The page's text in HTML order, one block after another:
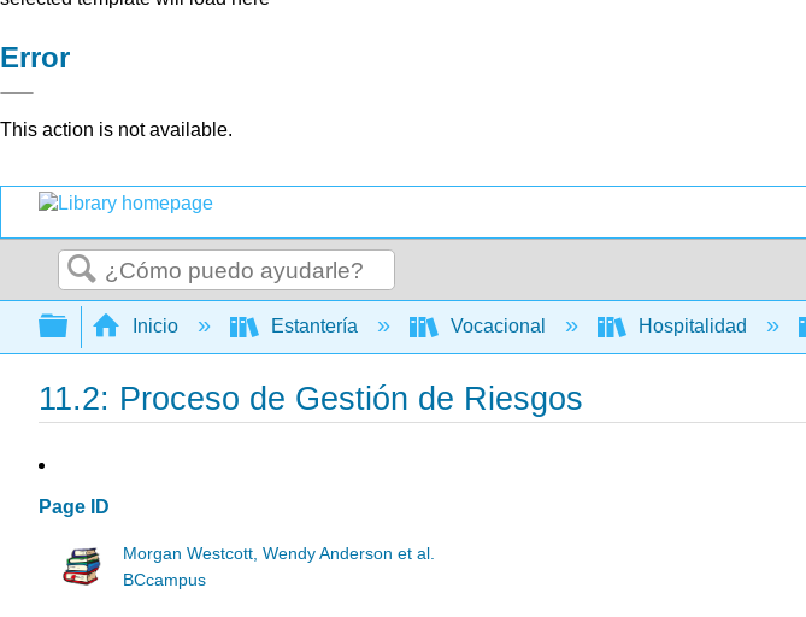
Error
This action is not available.
Buscar
Expandir/contraer jerarquía global
Inicio Estantería Vocacional Hospitalidad
11.2: Proceso de Gestión de Riesgos
Page ID
Morgan Westcott, Wendy Anderson et al.
BCcampus